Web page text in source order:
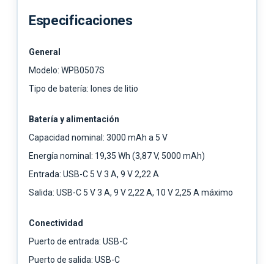
Especificaciones
General
Modelo: WPB0507S
Tipo de batería: Iones de litio
Batería y alimentación
Capacidad nominal: 3000 mAh a 5 V
Energía nominal: 19,35 Wh (3,87 V, 5000 mAh)
Entrada: USB-C 5 V 3 A, 9 V 2,22 A
Salida: USB-C 5 V 3 A, 9 V 2,22 A, 10 V 2,25 A máximo
Conectividad
Puerto de entrada: USB-C
Puerto de salida: USB-C